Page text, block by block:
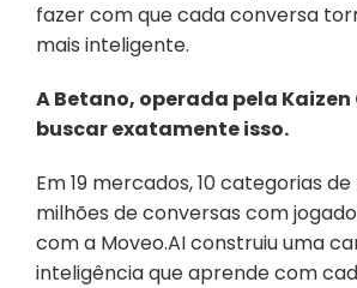
fazer com que cada conversa
mais inteligente.
A Betano, operada pela
buscar exatamente isso.
Em 19 mercados, 10 categorias
milhões de conversas com
com a Moveo.AI construiu uma
inteligência que aprende com